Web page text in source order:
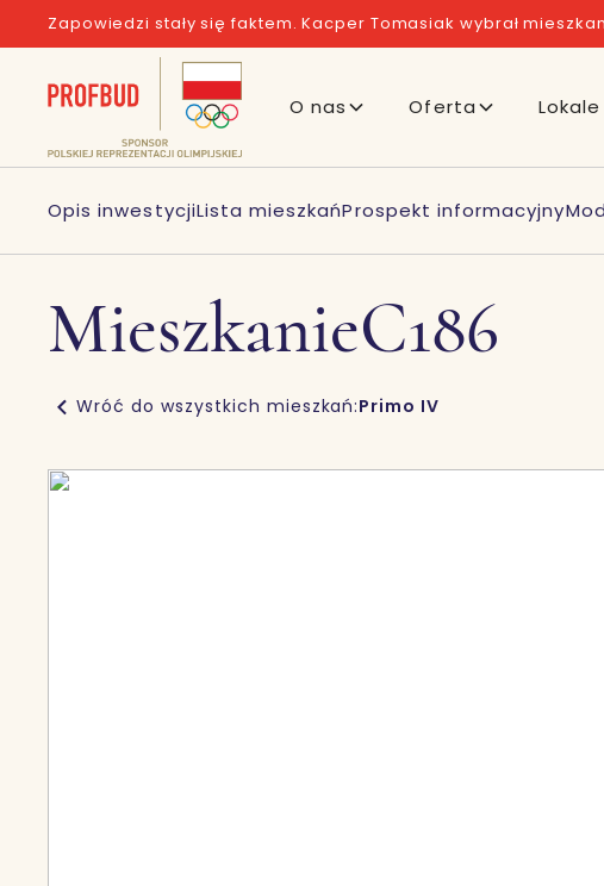
Zapowiedzi stały się faktem. Kacper Tomasiak wybrał
O nas Oferta
Opis inwestycjiLista mieszkańProspekt informacyjny
MieszkanieC186
Wróć do wszystkich mieszkań:Primo IV